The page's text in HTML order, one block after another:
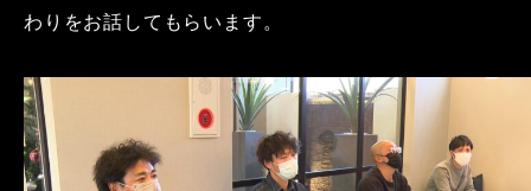
わりをお話してもらいます。